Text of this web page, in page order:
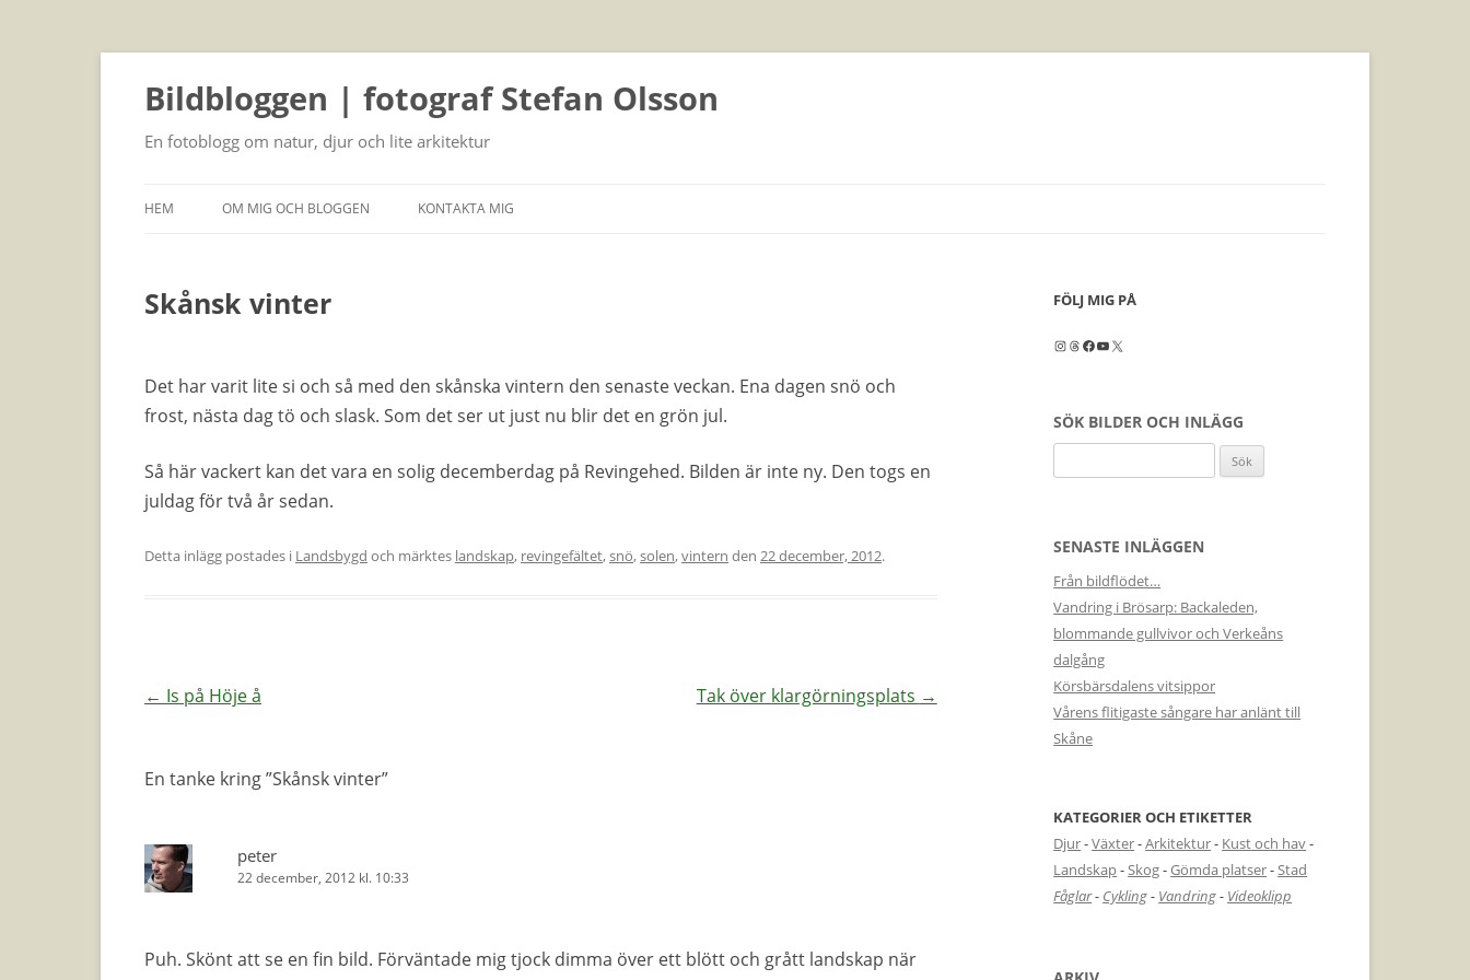
Bildbloggen | fotograf Stefan Olsson
En fotoblogg om natur, djur och lite arkitektur
HEM OM MIG OCH BLOGGEN KONTAKTA MIG
Skånsk vinter
Det har varit lite si och så med den skånska vintern den senaste veckan. Ena dagen snö och
frost, nästa dag tö och slask. Som det ser ut just nu blir det en grön jul.
Så här vackert kan det vara en solig decemberdag på Revingehed. Bilden är inte ny. Den togs en
juldag för två år sedan.
Detta inlägg postades i Landsbygd och märktes landskap, revingefältet,snö,solen,vintern den 22 december, 2012.
Inläggsnavigering
← Is på Höje å Tak över klargörningsplats →
En tanke kring ”Skånsk vinter”
peter
22 december, 2012 kl. 10:33
Puh. Skönt att se en fin bild. Förväntade mig tjock dimma över ett blött och grått landskap när
FÖLJ MIG PÅ
Instagram
Threads
Facebook
YouTube
X
SÖK BILDER OCH INLÄGG
efter:
SENASTE INLÄGGEN
Från bildflödet…
Vandring i Brösarp: Backaleden,
blommande gullvivor och Verkeåns
dalgång
Körsbärsdalens vitsippor
Vårens flitigaste sångare har anlänt till
Skåne
KATEGORIER OCH ETIKETTER
Djur-Växter-Arkitektur- Kust och hav-
Landskap-Skog-Gömda platser-Stad
Fåglar- Cykling- Vandring- Videoklipp